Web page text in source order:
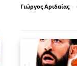
Γιώργος Αριδαίας -